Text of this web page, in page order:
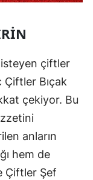
isteyen çiftler
Çiftler Bıçak
çekiyor. Bu
anların
hem de
Çiftler Şef